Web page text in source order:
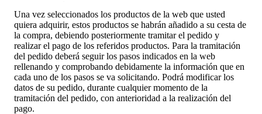
Una vez seleccionados los productos de la web que usted
quiera adquirir, estos productos se habrán añadido a su cesta de
la compra, debiendo posteriormente tramitar el pedido y
realizar el pago de los referidos productos. Para la tramitación
del pedido deberá seguir los pasos indicados en la web
rellenando y comprobando debidamente la información que en
cada uno de los pasos se va solicitando. Podrá modificar los
datos de su pedido, durante cualquier momento de la
tramitación del pedido, con anterioridad a la realización del
pago.